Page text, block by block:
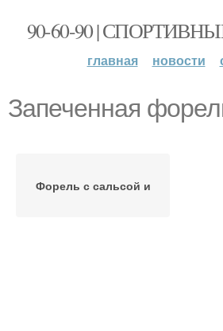
90-60-90 |
главная новости
Запеченная
Форель с сальсой и